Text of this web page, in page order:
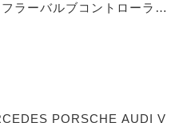
ラーバルブコントローラー
PORSCHE AUDI V